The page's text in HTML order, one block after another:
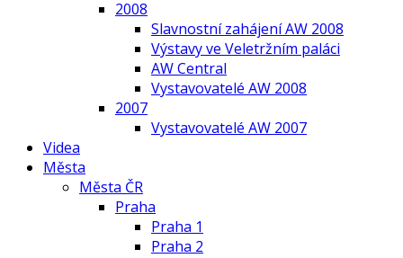
2008
Slavnostní zahájení AW 2008
Výstavy ve Veletržním paláci
AW Central
Vystavovatelé AW 2008
2007
Vystavovatelé AW 2007
Videa
Města
Města ČR
Praha
Praha 1
Praha 2